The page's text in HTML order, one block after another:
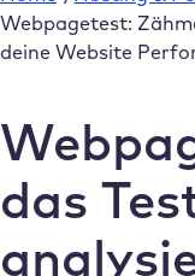
Webpagetest:
deine Website
das